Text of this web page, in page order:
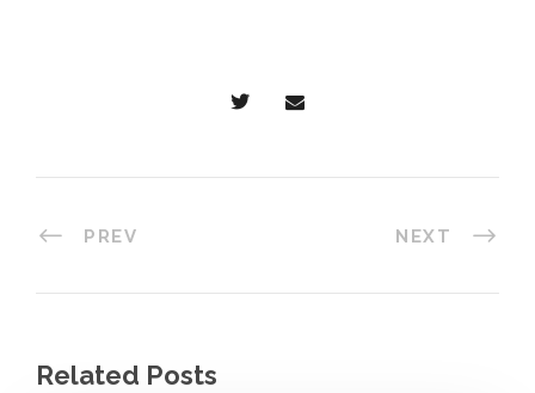
PREV NEXT
Related Posts